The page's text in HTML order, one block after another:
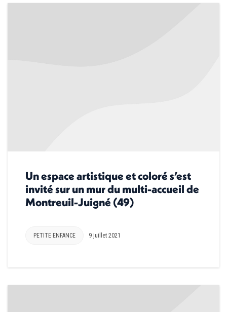
Un espace artistique et coloré s’est
invité sur un mur du multi-accueil de
Montreuil-Juigné (49)
PETITE ENFANCE 9 juillet 2021